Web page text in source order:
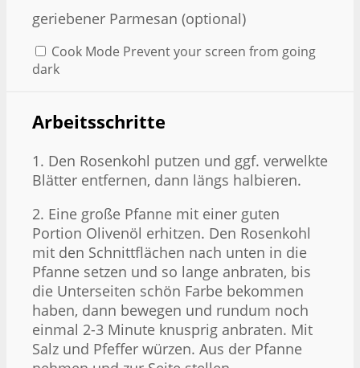
geriebener Parmesan (optional)
Cook Mode Prevent your screen from going
dark
Arbeitsschritte
1. Den Rosenkohl putzen und ggf. verwelkte
Blätter entfernen, dann längs halbieren.
2. Eine große Pfanne mit einer guten
Portion Olivenöl erhitzen. Den Rosenkohl
mit den Schnittflächen nach unten in die
Pfanne setzen und so lange anbraten, bis
die Unterseiten schön Farbe bekommen
haben, dann bewegen und rundum noch
einmal 2-3 Minute knusprig anbraten. Mit
Salz und Pfeffer würzen. Aus der Pfanne